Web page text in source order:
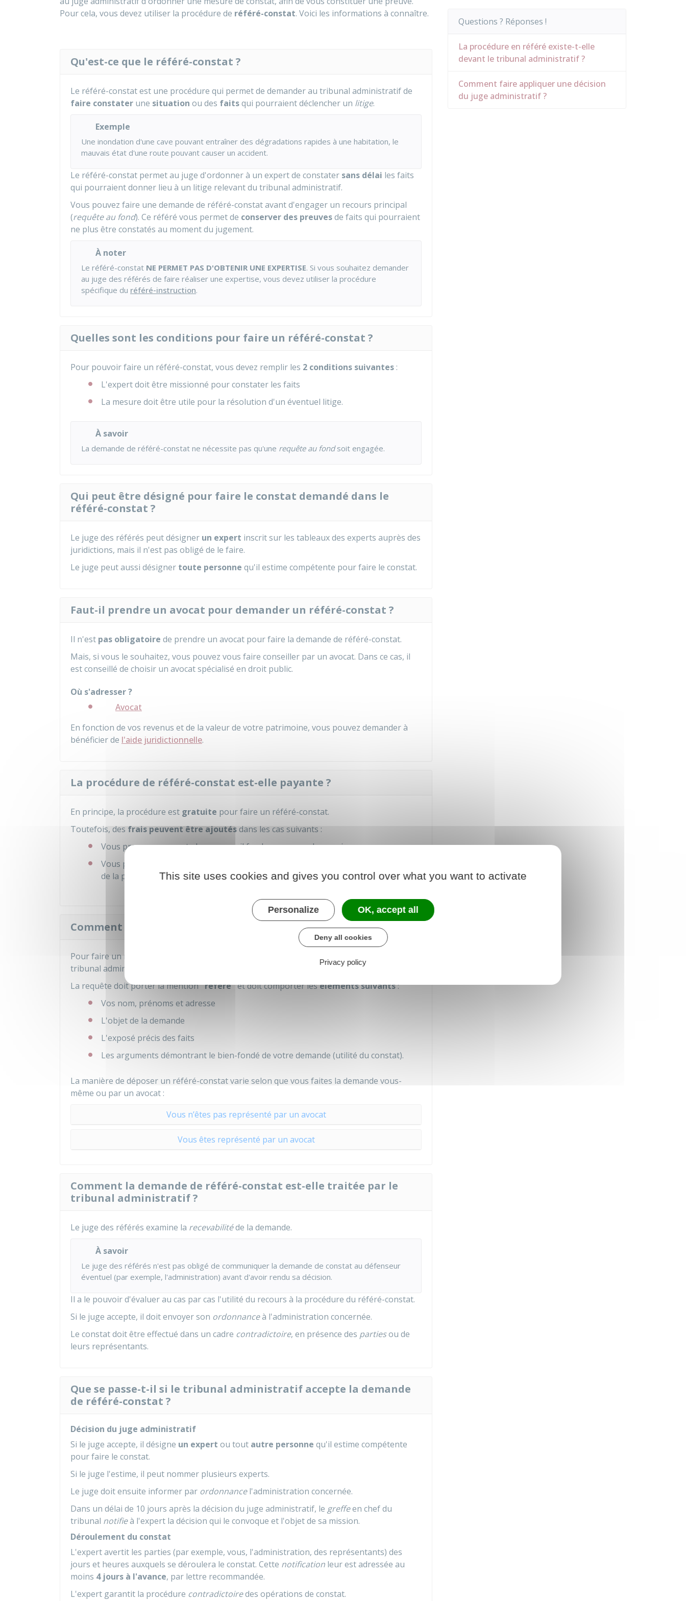
Pour cela, vous devez utiliser la procédure de référé-constat. Voici les informations à connaître.
Qu'est-ce que le référé-constat ?
Le référé-constat est une procédure qui permet de demander au tribunal administratif de
faire constater une situation ou des faitsqui pourraient déclencher un litige.
Exemple
Une inondation d'une cave pouvant entraîner des dégradations rapides à une habitation, le
mauvais état d'une route pouvant causer un accident.
Le référé-constat permet au juge d'ordonner à un expert de constater sans délai les faits
qui pourraient donner lieu à un litige relevant du tribunal administratif.
Vous pouvez faire une demande de référé-constat avant d'engager un recours principal
(requête au fond). Ce référé vous permet de conserver des preuvesde faits qui pourraient
ne plus être constatés au moment du jugement.
À noter
Le référé-constat NE PERMET PAS D'OBTENIR UNE EXPERTISE. Si vous souhaitez demander
au juge des référés de faire réaliser une expertise, vous devez utiliser la procédure
spécifique du référé-instruction.
Quelles sont les conditions pour faire un référé-constat ?
Pour pouvoir faire un référé-constat, vous devez remplir les 2 conditions suivantes :
L'expert doit être missionné pour constater les faits
La mesure doit être utile pour la résolution d'un éventuel litige.
À savoir
La demande de référé-constat ne nécessite pas qu'une requête au fondsoit engagée.
Qui peut être désigné pour faire le constat demandé dans le
référé-constat ?
Le juge des référés peut désigner un expert inscrit sur les tableaux des experts auprès des
juridictions, mais il n'est pas obligé de le faire.
Le juge peut aussi désigner toute personne qu'il estime compétente pour faire le constat.
Faut-il prendre un avocat pour demander un référé-constat ?
Il n'est pas obligatoire de prendre un avocat pour faire la demande de référé-constat.
Mais, si vous le souhaitez, vous pouvez vous faire conseiller par un avocat. Dans ce cas, il
est conseillé de choisir un avocat spécialisé en droit public.
Où s'adresser ?
Avocat
En fonction de vos revenus et de la valeur de votre patrimoine, vous pouvez demander à
bénéficier de l'aide juridictionnelle.
La procédure de référé-constat est-elle payante ?
En principe, la procédure est gratuite pour faire un référé-constat.
Toutefois, desfrais peuvent être ajoutésdans les cas suivants :
Vous prenez un avocat, dans ce cas, il faudra payer ses honoraires
Vous pouvez avoir à régler les frais et
de la partie qui demande le constat).
Comment faire la demande de référé-constat ?
Pour faire un référé-constat, vous devez envoyer une
tribunal administratif.
La requête doit porter la mention"référé"et doit comporter leséléments suivants:
Vos nom, prénoms et adresse
L'objet de la demande
L'exposé précis des faits
Les arguments démontrant le bien-fondé de votre demande (utilité du constat).
La manière de déposer un référé-constat varie selon que vous faites la demande vous-
même ou par un avocat :
Vous n’êtes pas représenté par un avocat
Vous êtes représenté par un avocat
Comment la demande de référé-constat est-elle traitée par le
tribunal administratif ?
Le juge des référés examine la recevabilitéde la demande.
À savoir
Le juge des référés n'est pas obligé de communiquer la demande de constat au défenseur
éventuel (par exemple, l'administration) avant d'avoir rendu sa décision.
Il a le pouvoir d'évaluer au cas par cas l'utilité du recours à la procédure du référé-constat.
Si le juge accepte, il doit envoyer son ordonnanceà l'administration concernée.
Le constat doit être effectué dans un cadre contradictoire, en présence des partiesou de
leurs représentants.
Que se passe-t-il si le tribunal administratif accepte la demande
de référé-constat ?
Décision du juge administratif
Si le juge accepte, il désigne un expert ou tout autre personne qu'il estime compétente
pour faire le constat.
Si le juge l'estime, il peut nommer plusieurs experts.
Le juge doit ensuite informer par ordonnancel'administration concernée.
Dans un délai de 10 jours après la décision du juge administratif, le greffeen chef du
tribunal notifieà l'expert la décision qui le convoque et l'objet de sa mission.
Déroulement du constat
L'expert avertit les parties (par exemple, vous, l'administration, des représentants) des
jours et heures auxquels se déroulera le constat. Cette notification leur est adressée au
moins 4 jours à l'avance, par lettre recommandée.
L'expert garantit la procédure contradictoiredes opérations de constat.
Questions ? Réponses !
La procédure en référé existe-t-elle
devant le tribunal administratif ?
Comment faire appliquer une décision
du juge administratif ?
This site uses cookies and gives you control over what you want to activate
Personalize OK, accept all
Deny all cookies
Privacy policy